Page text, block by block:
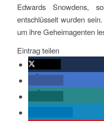
Edwards Snowdens,
entschlüsselt wurden
um ihre Geheimagenten
Eintrag teilen